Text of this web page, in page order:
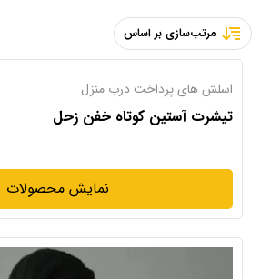
مرتب‌سازی بر اساس
اسلش های پرداخت درب منزل
تیشرت آستین کوتاه خفن زحل
نمایش محصولات